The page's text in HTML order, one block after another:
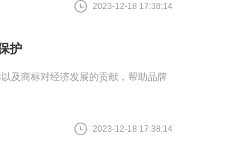
2023-12-18 17:38:14
护
及商标对经济发展的贡献，帮助品牌
2023-12-18 17:38:14